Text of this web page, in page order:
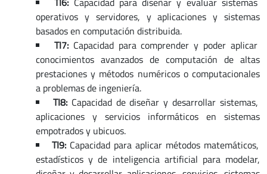
operativos y servidores, y aplicaciones y sistemas
basados en computación distribuida.
TI7:Capacidad para comprender y poder aplicar
conocimientos avanzados de computación de altas
prestaciones y métodos numéricos o computacionales
a problemas de ingeniería.
TI8: Capacidad de diseñar y desarrollar sistemas,
aplicaciones y servicios informáticos en sistemas
empotrados y ubicuos.
TI9: Capacidad para aplicar métodos matemáticos,
estadísticos y de inteligencia artificial para modelar,